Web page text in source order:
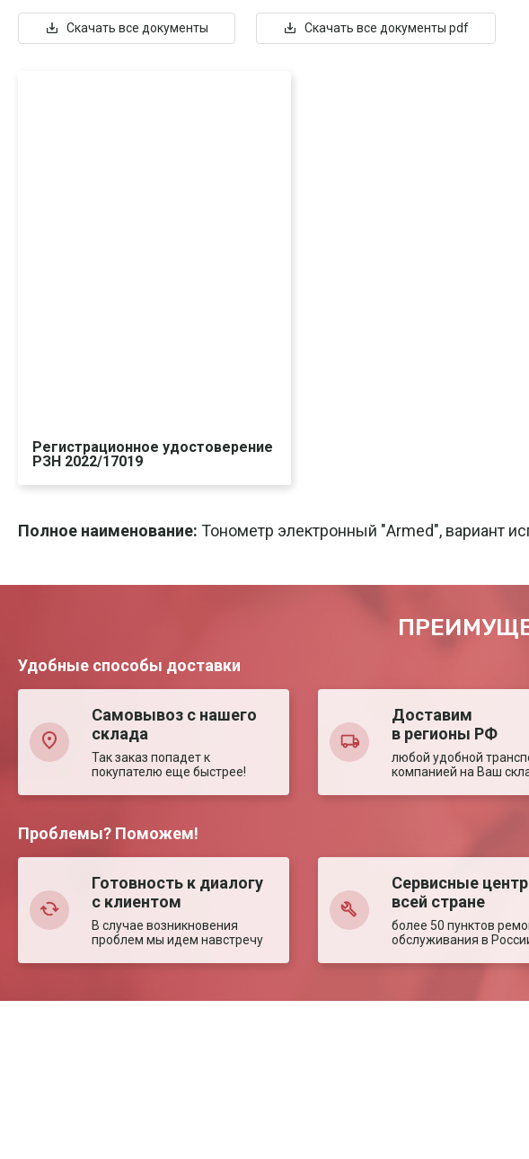
Скачать все документы Скачать все документы pdf
Регистрационное удостоверение
РЗН 2022/17019
Полное наименование: Тонометр электронный "Armed", вариант
Удобные способы доставки
Самовывоз с нашего
склада
Так заказ попадет к
покупателю еще быстрее!
Доставим
в регионы РФ
любой удобной
компанией на Ваш
Проблемы? Поможем!
Готовность к диалогу
с клиентом
В случае возникновения
проблем мы идем навстречу
Сервисные
всей стране
более 50 пунктов
обслуживания в